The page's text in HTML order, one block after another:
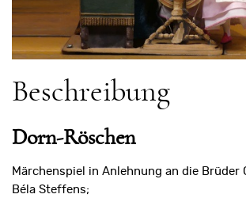
Beschreibung
Dorn-Röschen
Märchenspiel in Anlehnung an die Brüder
Béla Steffens;